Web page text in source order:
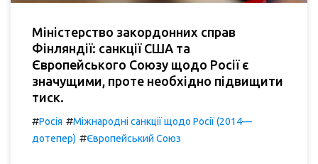
Міністерство закордонних справ
Фінляндії: санкції США та
Європейського Союзу щодо Росії є
значущими, проте необхідно підвищити
тиск.
#Росія #Міжнародні санкції щодо Росії (2014—
дотепер) #Європейський Союз